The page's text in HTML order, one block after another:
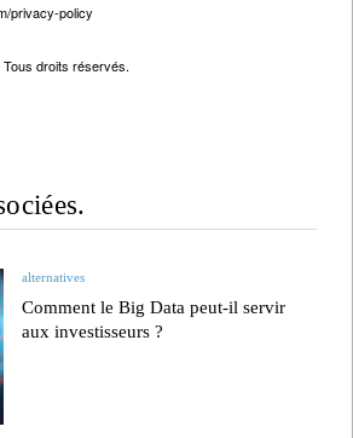
privacy-policy
droits réservés.
alternatives
Comment le Big Data peut-il servir
aux investisseurs ?